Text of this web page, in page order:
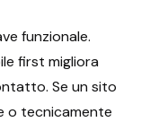
funzionale.
first migliora
Se un sito
o tecnicamente